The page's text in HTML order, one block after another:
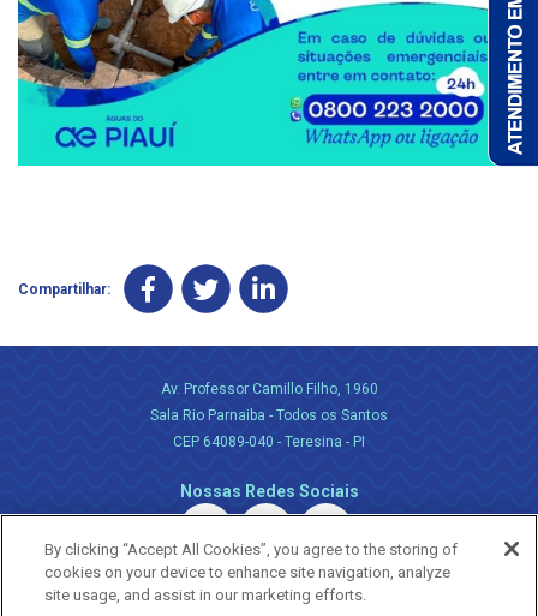
Compartilhar:
Av. Professor Camillo Filho, 1960
Sala Rio Parnaiba - Todos os Santos
CEP 64089-040 - Teresina - PI
Nossas Redes Sociais
By clicking “Accept All Cookies”, you agree to the storing of
cookies on your device to enhance site navigation, analyze
site usage, and assist in our marketing efforts.